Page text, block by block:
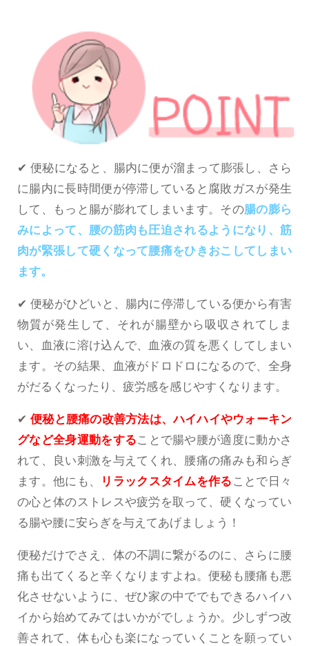
✔ 便秘になると、腸内に便が溜まって膨張し、さら
に腸内に長時間便が停滞していると腐敗ガスが発生
して、もっと腸が膨れてしまいます。その腸の膨ら
みによって、腰の筋肉も圧迫されるようになり、筋
肉が緊張して硬くなって腰痛をひきおこしてしまい
ます。
✔ 便秘がひどいと、腸内に停滞している便から有害
物質が発生して、それが腸壁から吸収されてしま
い、血液に溶け込んで、血液の質を悪くしてしまい
ます。その結果、血液がドロドロになるので、全身
がだるくなったり、疲労感を感じやすくなります。
✔便秘と腰痛の改善方法は、ハイハイやウォーキン
グなど全身運動をすることで腸や腰が適度に動かさ
れて、良い刺激を与えてくれ、腰痛の痛みも和らぎ
ます。他にも、
リラックスタイムを作る ことで日々
の心と体のストレスや疲労を取って、硬くなってい
る腸や腰に安らぎを与えてあげましょう！
便秘だけでさえ、体の不調に繋がるのに、さらに腰
痛も出てくると辛くなりますよね。便秘も腰痛も悪
化させないように、ぜひ家の中ででもできるハイハ
イから始めてみてはいかがでしょうか。少しずつ改
善されて、体も心も楽になっていくことを願ってい